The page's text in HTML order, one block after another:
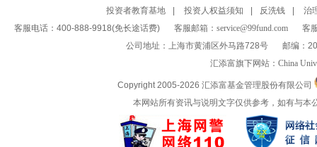
投资者教育基地 投资人权益须知 反洗钱
治
客服电话：400-888-9918(免长途话费)
客服邮箱： service@99fund.com
客
公司地址：上海市黄浦区外马路728号
邮编：
汇添富旗下网站： China
Copyright 2005-2026 汇添富基金管理股份有限公司
本网站所有资讯与说明文字仅供参考，如有与本